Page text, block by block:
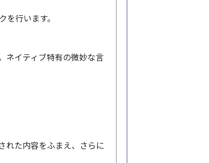
行います。
ネイティブ特有の微妙な言
れた内容をふまえ、さらに